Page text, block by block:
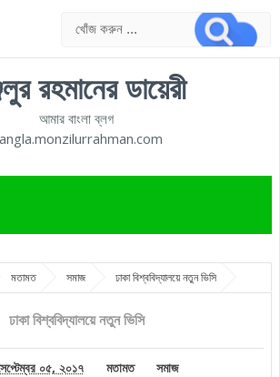
রহমানের ডায়েরী
আমার বাংলা ব্লগ
মতামত সমাজ ঢাকা বিশ্ববিদ্যালয়ে নতুন ভিসি
ঢাকা বিশ্ববিদ্যালয়ে নতুন ভিসি
০৫, ২০১৭ মতামত সমাজ